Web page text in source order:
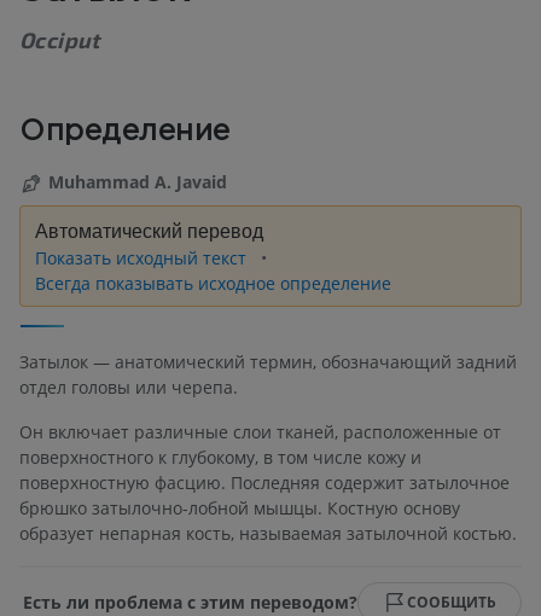
Occiput
Определение
Muhammad A. Javaid
Автоматический перевод
Показать исходный текст
Всегда показывать исходное определение
Затылок — анатомический термин, обозначающий задний
отдел головы или черепа.
Он включает различные слои тканей, расположенные от
поверхностного к глубокому, в том числе кожу и
поверхностную фасцию. Последняя содержит затылочное
брюшко затылочно-лобной мышцы. Костную основу
образует непарная кость, называемая затылочной костью.
Есть ли проблема с этим переводом? СООБЩИТЬ